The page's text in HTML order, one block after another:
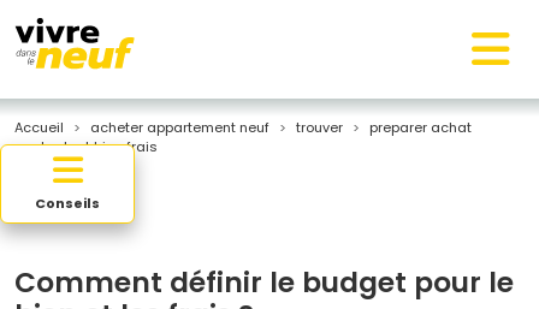
Accueil acheter appartement neuf trouver
preparer achat
budget bien frais
Comment définir le budget pour le
Conseils